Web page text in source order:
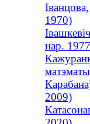
1970)
нар.
2009)